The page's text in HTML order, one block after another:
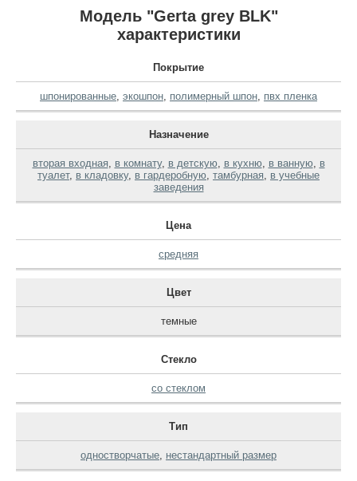
Модель "Gerta grey BLK"
характеристики
Покрытие
шпонированные, экошпон, полимерный шпон, пвх пленка
Назначение
вторая входная, в комнату, в детскую, в кухню, в ванную, в
туалет, в кладовку, в гардеробную, тамбурная, в учебные
заведения
Цена
средняя
Цвет
темные
Стекло
со стеклом
Тип
одностворчатые, нестандартный размер